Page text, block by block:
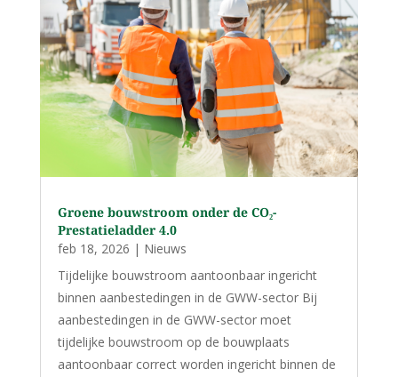
Groene bouwstroom onder de CO₂-
Prestatieladder 4.0
feb 18, 2026 | Nieuws
Tijdelijke bouwstroom aantoonbaar ingericht
binnen aanbestedingen in de GWW-sector Bij
aanbestedingen in de GWW-sector moet
tijdelijke bouwstroom op de bouwplaats
aantoonbaar correct worden ingericht binnen de